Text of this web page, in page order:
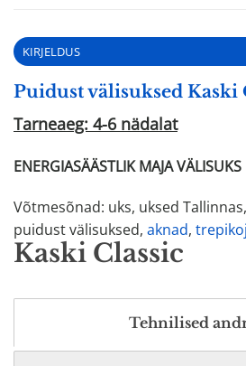
KIRJELDUS
Puidust välisuksed Kaski
Tarneaeg: 4-6 nädalat
ENERGIASÄÄSTLIK MAJA VÄLISUKS
Võtmesõnad: uks, uksed
puidust välisuksed, aknad,
Kaski Classic
Tehnilised